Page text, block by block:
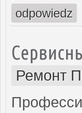
odpowiedz
Ремонт